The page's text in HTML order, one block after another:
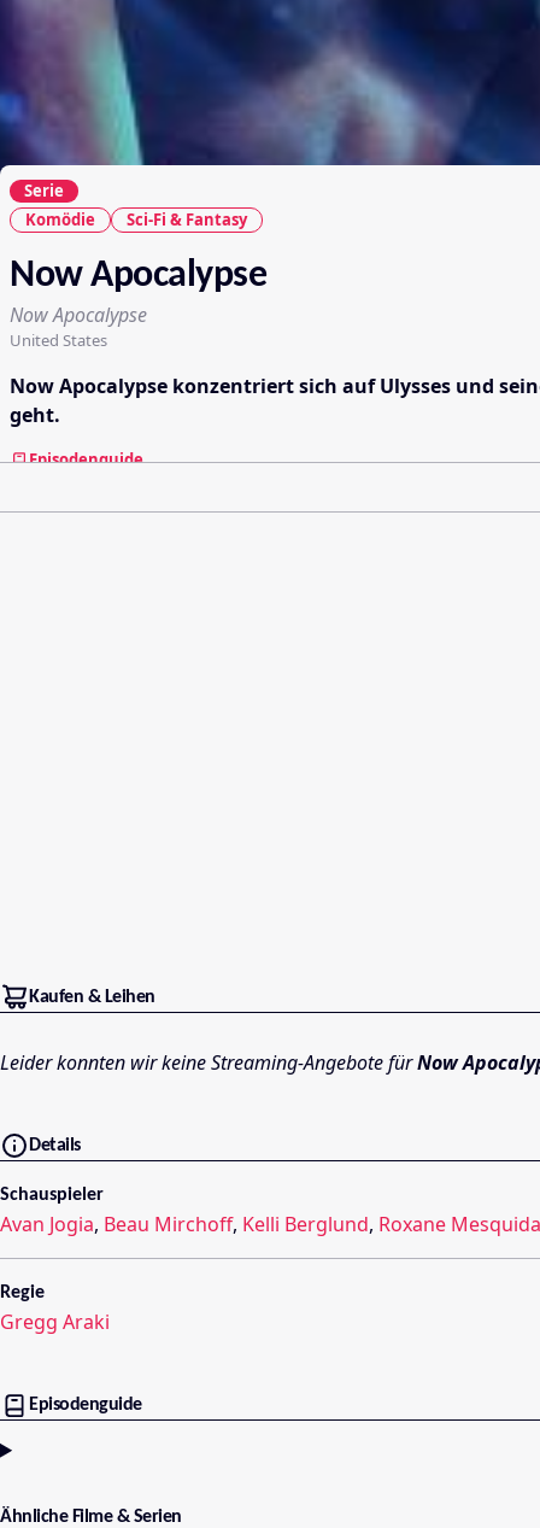
Serie
Komödie
Sci-Fi & Fantasy
Now Apocalypse
Now Apocalypse
United States
Now Apocalypse konzentriert sich auf Ulysses und
geht.
Episodenguide
Kaufen & Leihen
Leider konnten wir keine Streaming-Angebote fürNow
Details
Schauspieler
Avan Jogia, Beau Mirchoff, Kelli Berglund, Roxane Mesquida
Regie
Gregg Araki
Episodenguide
Ähnliche Filme & Serien